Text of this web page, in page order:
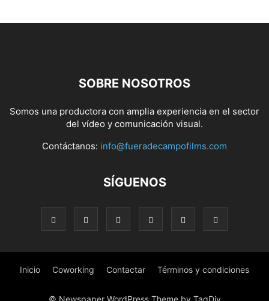
SOBRE NOSOTROS
Somos una productora con amplia experiencia en el sector
del vídeo y comunicación visual.
Contáctanos: info@fueradecampofilms.com
SÍGUENOS
Inicio Coworking Contactar Términos y condiciones
© Newspaper WordPress Theme by TagDiv